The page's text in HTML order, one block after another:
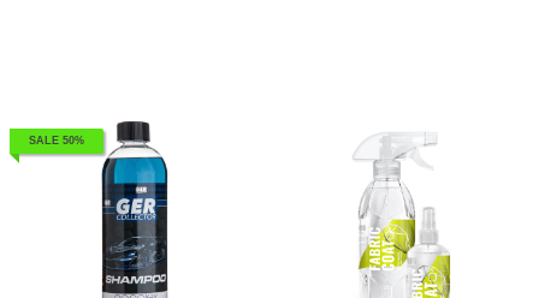
SALE 50%